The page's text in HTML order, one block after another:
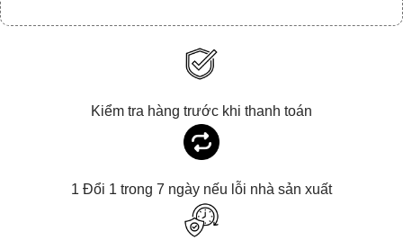
Kiểm tra hàng trước khi thanh toán
1 Đổi 1 trong 7 ngày nếu lỗi nhà sản xuất